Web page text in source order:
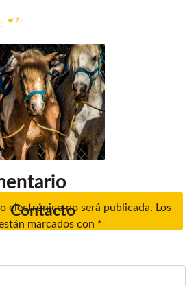
Contacto
electrónico no será publicada. Los
marcados con *